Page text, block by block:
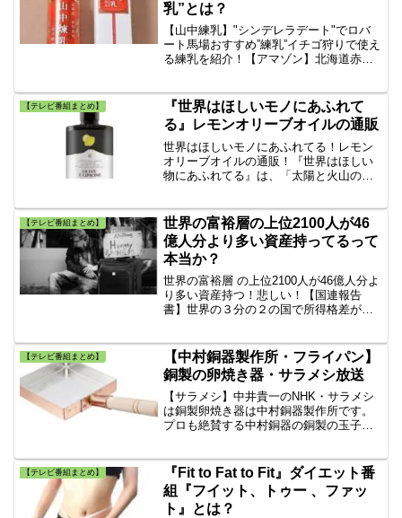
乳”とは？
【山中練乳】"シンデレラデート"でロバ
ート馬場おすすめ”練乳”イチゴ狩りで使え
る練乳を紹介！【アマゾン】北海道赤井
バート馬場がもってきた”ロブション”のミ
ルクキャラメル。
【テレビ番組まとめ】
『世界はほしいモノにあふれて
る』レモンオリーブオイルの通販
世界はほしいモノにあふれてる！レモン
オリーブオイルの通販！『世界はほしい
物にあふれてる』は、「太陽と火山の恵
んが、絶品加工食品を求めてイタリア南
部のシチリアも旅で紹介されたレモンオ
リーブオイルの通販を紹介。
【テレビ番組まとめ】
世界の富裕層の上位2100人が46
億人分より多い資産持ってるって
本当か？
世界の富裕層 の上位2100人が46億人分よ
り多い資産持つ！悲しい！【国連報告
書】世界の３分の２の国で所得格差が拡
差が深刻だと分析している。
【テレビ番組まとめ】
【中村銅器製作所・フライパン】
銅製の卵焼き器・サラメシ放送
【サラメシ】中井貴一のNHK・サラメシ
は銅製卵焼き器は中村銅器製作所です。
プロも絶賛する中村銅器の銅製の玉子焼
グ）を調べてみました。
【テレビ番組まとめ】
『Fit to Fat to Fit』ダイエット番
組『フイット、トゥー 、ファッ
ト』とは？